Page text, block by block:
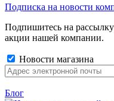
Подписка на новости
Подпишитесь на
акции нашей компании.
Новости магазина
Блог